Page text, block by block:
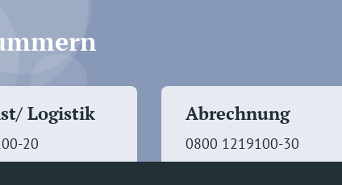
Logistik
20
Abrechnung
0800 1219100-30